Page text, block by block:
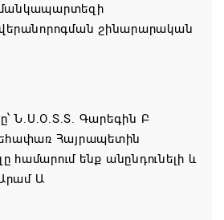
շինարարական
Ն.Ս.Օ.Տ.Տ. Գարեգին Բ
Հայրապետին
համարում ենք անընդունելի և
Ա